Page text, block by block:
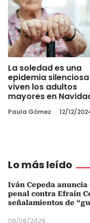
La soledad es una
epidemia
viven los adultos
mayores en
Paula Gómez 12/12/
Lo más leído
Iván Cepeda
penal contra Efraín
señalamientos de
09/08/2026